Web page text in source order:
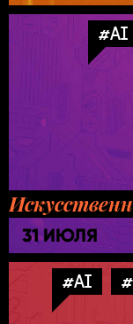
#AI
31 ИЮЛЯ
#AI